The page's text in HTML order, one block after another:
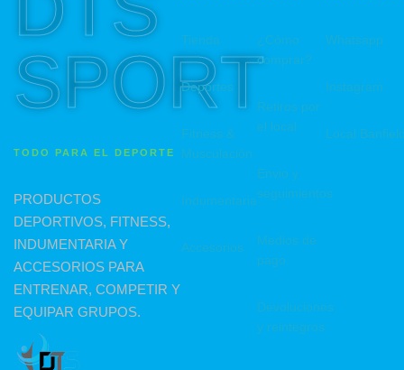
SPORT
TODO PARA EL DEPORTE
PRODUCTOS
DEPORTIVOS, FITNESS,
INDUMENTARIA Y
ACCESORIOS PARA
ENTRENAR, COMPETIR Y
EQUIPAR GRUPOS.
Tienda
Deportes
Fitness &
Musculación
Indumentaria
Accesorios
¿Cómo
comprar?
Retiros por
el local
Envio y
seguimientos
Medios de
pago
Devoluciones
y reintegros
Whatsapp
Instagram
Local